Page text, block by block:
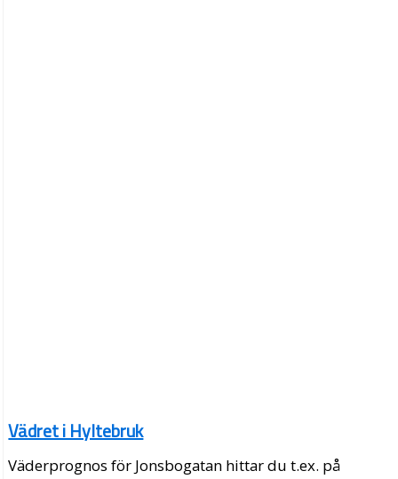
Vädret i Hyltebruk
Väderprognos för Jonsbogatan hittar du t.ex. på